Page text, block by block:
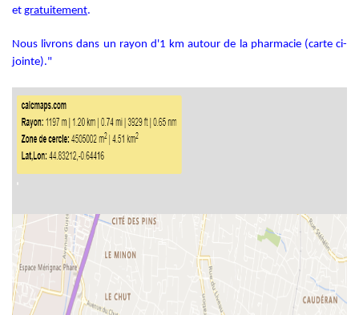
et gratuitement.
Nous livrons dans un rayon d'1 km autour de la pharmacie (carte ci-
jointe)."